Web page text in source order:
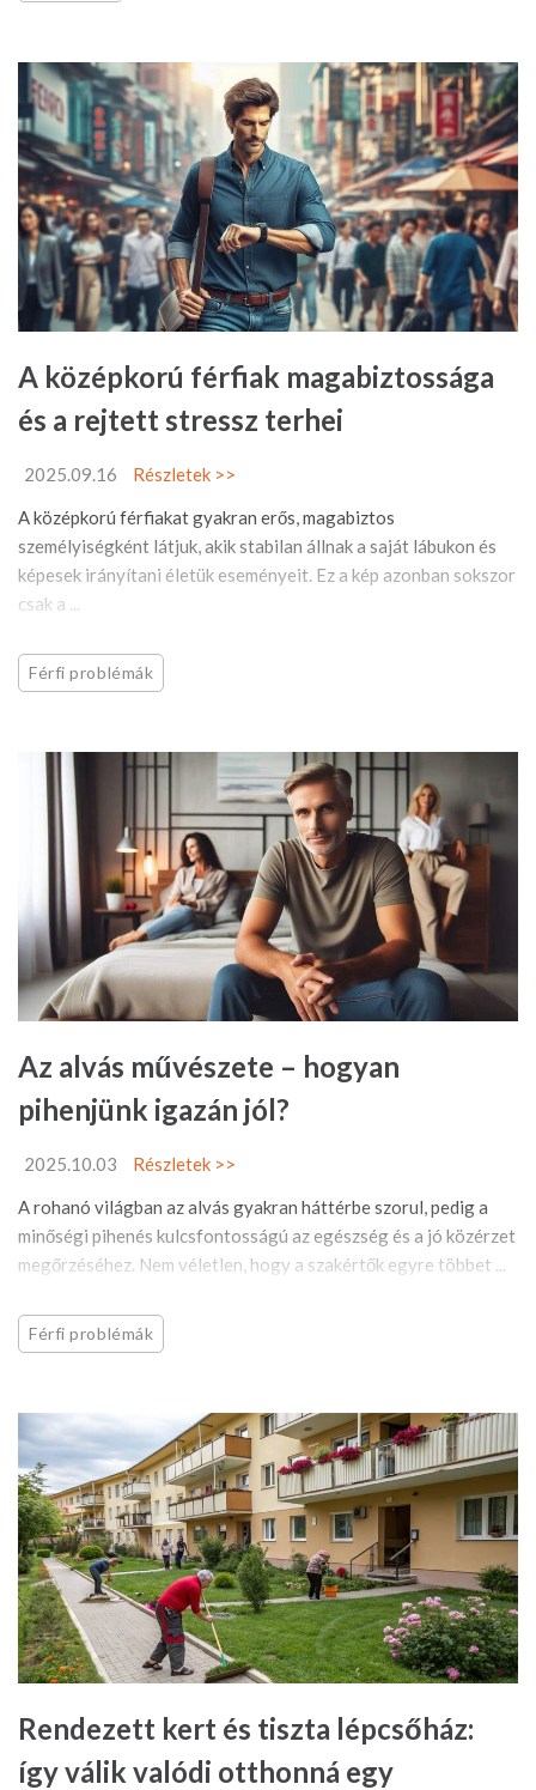
A középkorú férfiak magabiztossága
és a rejtett stressz terhei
2025.09.16
Részletek >>
A középkorú férfiakat gyakran erős, magabiztos
személyiségként látjuk, akik stabilan állnak a saját lábukon és
képesek irányítani életük eseményeit. Ez a kép azonban sokszor
csak a ...
Férfi problémák
Az alvás művészete – hogyan
pihenjünk igazán jól?
2025.10.03
Részletek >>
A rohanó világban az alvás gyakran háttérbe szorul, pedig a
minőségi pihenés kulcsfontosságú az egészség és a jó közérzet
megőrzéséhez. Nem véletlen, hogy a szakértők egyre többet ...
Férfi problémák
Rendezett kert és tiszta lépcsőház:
így válik valódi otthonná egy